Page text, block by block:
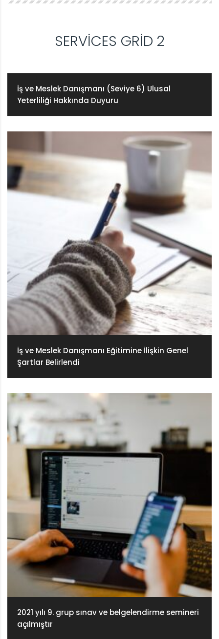
SERVICES GRID 2
İş ve Meslek Danışmanı (Seviye 6) Ulusal
Yeterliliği Hakkında Duyuru
İş ve Meslek Danışmanı Eğitimine İlişkin Genel
Şartlar Belirlendi
2021 yılı 9. grup sınav ve belgelendirme semineri
açılmıştır